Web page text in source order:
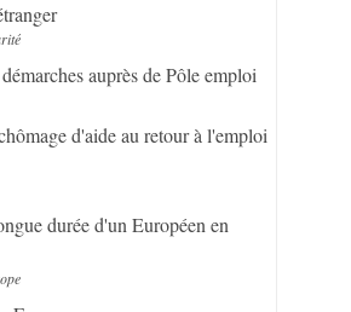
auprès de Pôle emploi
d'aide au retour à l'emploi
durée d'un Européen en